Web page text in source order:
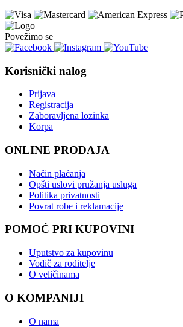
Povežimo se
Korisnički nalog
Prijava
Registracija
Zaboravljena lozinka
Korpa
ONLINE PRODAJA
Način plaćanja
Opšti uslovi pružanja usluga
Politika privatnosti
Povrat robe i reklamacije
POMOĆ PRI KUPOVINI
Uputstvo za kupovinu
Vodič za roditelje
O veličinama
O KOMPANIJI
O nama